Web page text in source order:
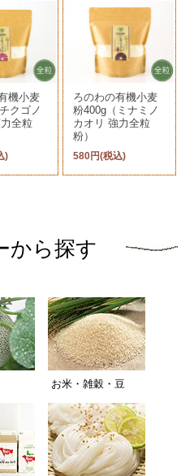
機小麦
クゴノ
全粒
)
ろのわの有機小麦
粉400g（ミナミノ
カオリ 強力全粒
粉）
580円(税込)
から探す
お米・雑穀・豆